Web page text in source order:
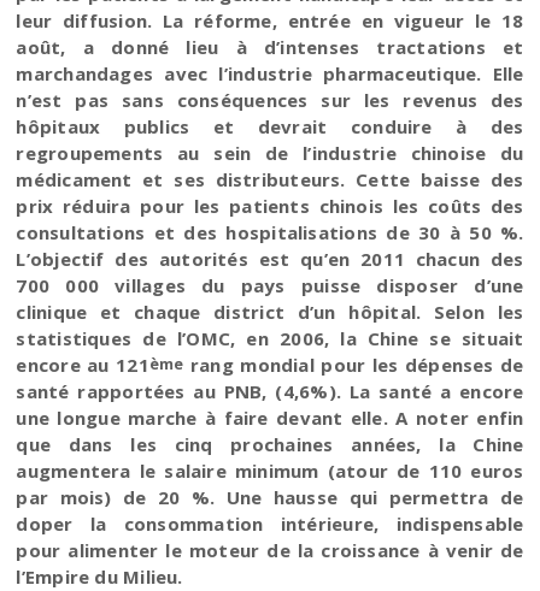
leur diffusion. La réforme, entrée en vigueur le 18
août, a donné lieu à d’intenses tractations et
marchandages avec l’industrie pharmaceutique. Elle
n’est pas sans conséquences sur les revenus des
hôpitaux publics et devrait conduire à des
regroupements au sein de l’industrie chinoise du
médicament et ses distributeurs. Cette baisse des
prix réduira pour les patients chinois les coûts des
consultations et des hospitalisations de 30 à 50 %.
L’objectif des autorités est qu’en 2011 chacun des
700 000 villages du pays puisse disposer d’une
clinique et chaque district d’un hôpital. Selon les
statistiques de l’OMC, en 2006, la Chine se situait
encore au 121ème rang mondial pour les dépenses de
santé rapportées au PNB, (4,6%). La santé a encore
une longue marche à faire devant elle. A noter enfin
que dans les cinq prochaines années, la Chine
augmentera le salaire minimum (atour de 110 euros
par mois) de 20 %. Une hausse qui permettra de
doper la consommation intérieure, indispensable
pour alimenter le moteur de la croissance à venir de
l’Empire du Milieu.